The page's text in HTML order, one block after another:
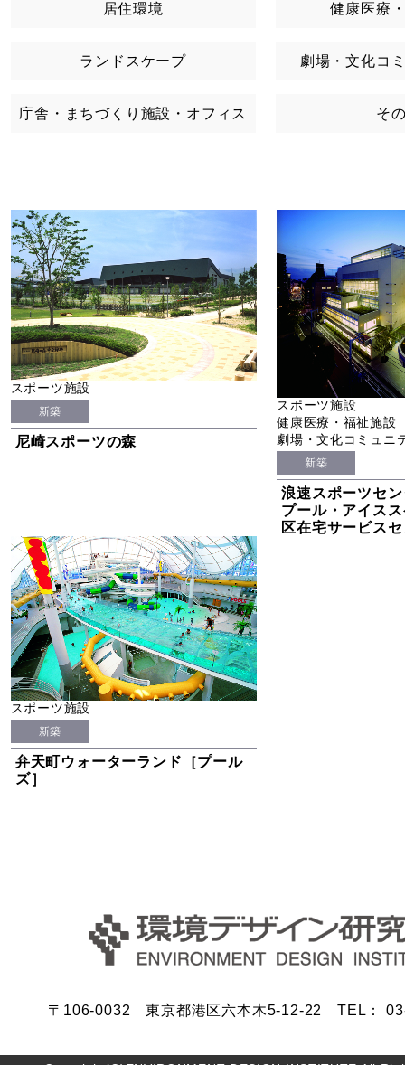
居住環境 健康医療
ランドスケープ 劇場・文化コ
庁舎・まちづくり施設・オフィス そ
スポーツ施設
新築
尼崎スポーツの森
スポーツ施設
健康医療・福祉施設
劇場・文化コミュニ
新築
浪速スポーツセ
プール・アイス
区在宅サービス
スポーツ施設
新築
弁天町ウォーターランド［プール
ズ］
〒106-0032 東京都港区六本木5-12-22 TEL：